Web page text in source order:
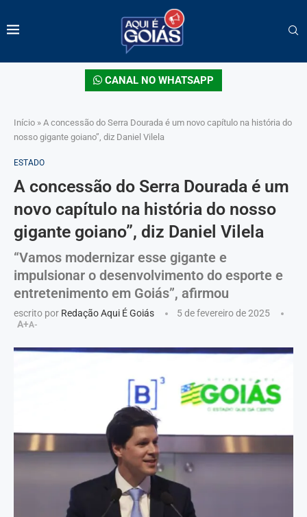
CANAL NO WHATSAPP
Início » A concessão do Serra Dourada é um novo capítulo na história do
nosso gigante goiano”, diz Daniel Vilela
ESTADO
A concessão do Serra Dourada é um
novo capítulo na história do nosso
gigante goiano”, diz Daniel Vilela
“Vamos modernizar esse gigante e
impulsionar o desenvolvimento do esporte e
entretenimento em Goiás”, afirmou
escrito por Redação Aqui É Goiás
5 de fevereiro de 2025
A+A-